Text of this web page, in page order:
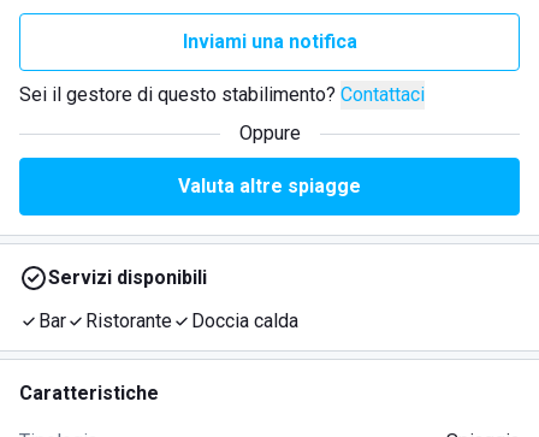
Inviami una notifica
Sei il gestore di questo stabilimento? Contattaci
Oppure
Valuta altre spiagge
Servizi disponibili
Bar
Ristorante Doccia calda
Caratteristiche